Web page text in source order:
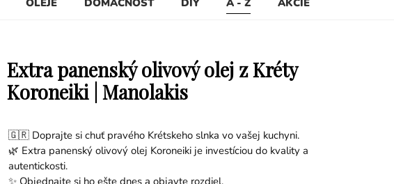
Extra panenský olivový olej z Kréty
Koroneiki | Manolakis
🇬🇷 Doprajte si chuť pravého Krétskeho slnka vo vašej kuchyni.
🌿 Extra panenský olivový olej Koroneiki je investíciou do kvality a
autentickosti.
✨ Objednajte si ho ešte dnes a objavte rozdiel.